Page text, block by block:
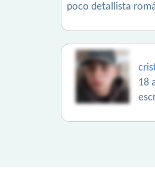
poco detallista
18